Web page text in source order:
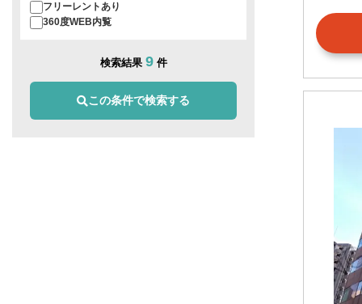
フリーレントあり
360度WEB内覧
検索結果 9件
この条件で検索する